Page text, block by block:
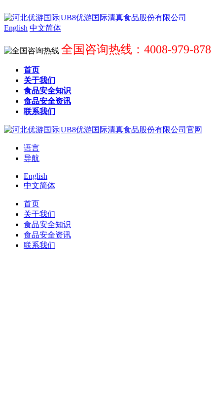
English 中文简体
全国咨询热线：4008-979-878
首页
关于我们
食品安全知识
食品安全资讯
联系我们
语言
导航
English
中文简体
首页
关于我们
食品安全知识
食品安全资讯
联系我们